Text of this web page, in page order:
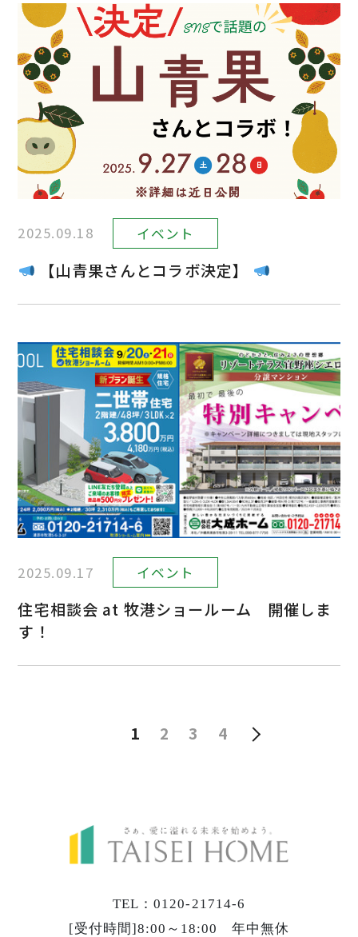
2025.09.18 イベント
【山青果さんとコラボ決定】
2025.09.17 イベント
住宅相談会 at 牧港ショールーム 開催しま
す！
1 2 3 4
TEL：0120-21714-6
[受付時間]8:00～18:00 年中無休